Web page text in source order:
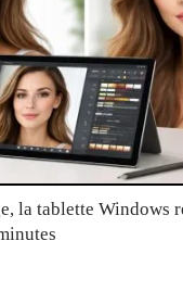
la tablette Windows